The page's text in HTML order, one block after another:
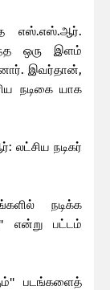
எஸ்.எஸ்.ஆர்.
ஒரு இளம்
இவர்தான்,
நடிகை யாக
லட்சிய நடிகர்
நடிக்க
என்று பட்டம்
படங்களைத்